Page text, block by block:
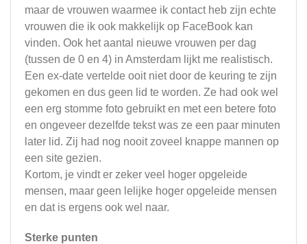
maar de vrouwen waarmee ik contact heb zijn echte
vrouwen die ik ook makkelijk op FaceBook kan
vinden. Ook het aantal nieuwe vrouwen per dag
(tussen de 0 en 4) in Amsterdam lijkt me realistisch.
Een ex-date vertelde ooit niet door de keuring te zijn
gekomen en dus geen lid te worden. Ze had ook wel
een erg stomme foto gebruikt en met een betere foto
en ongeveer dezelfde tekst was ze een paar minuten
later lid. Zij had nog nooit zoveel knappe mannen op
een site gezien.
Kortom, je vindt er zeker veel hoger opgeleide
mensen, maar geen lelijke hoger opgeleide mensen
en dat is ergens ook wel naar.
Sterke punten